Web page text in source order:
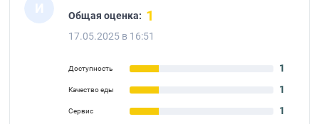
И Общая оценка: 1
17.05.2025 в 16:51
Доступность 1
Качество еды 1
Сервис 1